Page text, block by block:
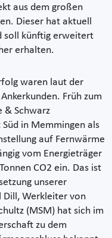
aus dem großen
Dieser hat aktuell
soll künftig erweitert
erhalten.
waren laut der
Früh zum
& Schwarz
in Memmingen als
auf Fernwärme
vom Energieträger
CO2 ein. Das ist
unserer
Dill, Werkleiter von
(MSM) hat sich im
zu dem